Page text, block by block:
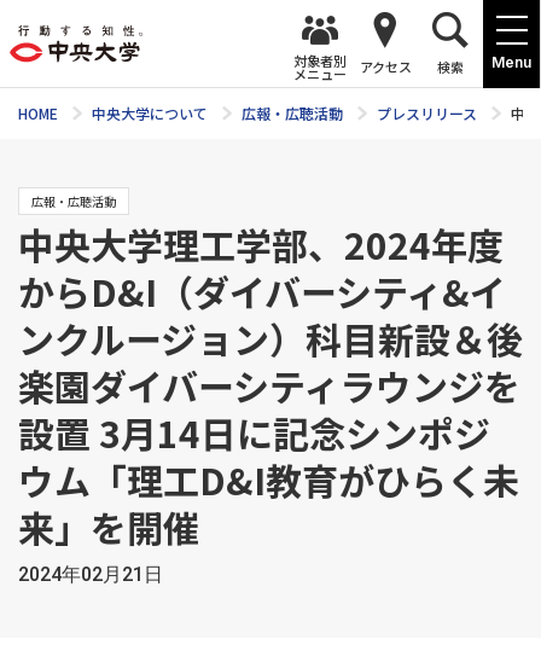
Menu
対象者別
メニュー アクセス 検索
HOME 中央大学について 広報・広聴活動 プレスリリース 中
広報・広聴活動
中央大学理工学部、2024年度
からD&I（ダイバーシティ&イ
ンクルージョン）科目新設＆後
楽園ダイバーシティラウンジを
設置 3月14日に記念シンポジ
ウム「理工D&I教育がひらく未
来」を開催
2024年02月21日